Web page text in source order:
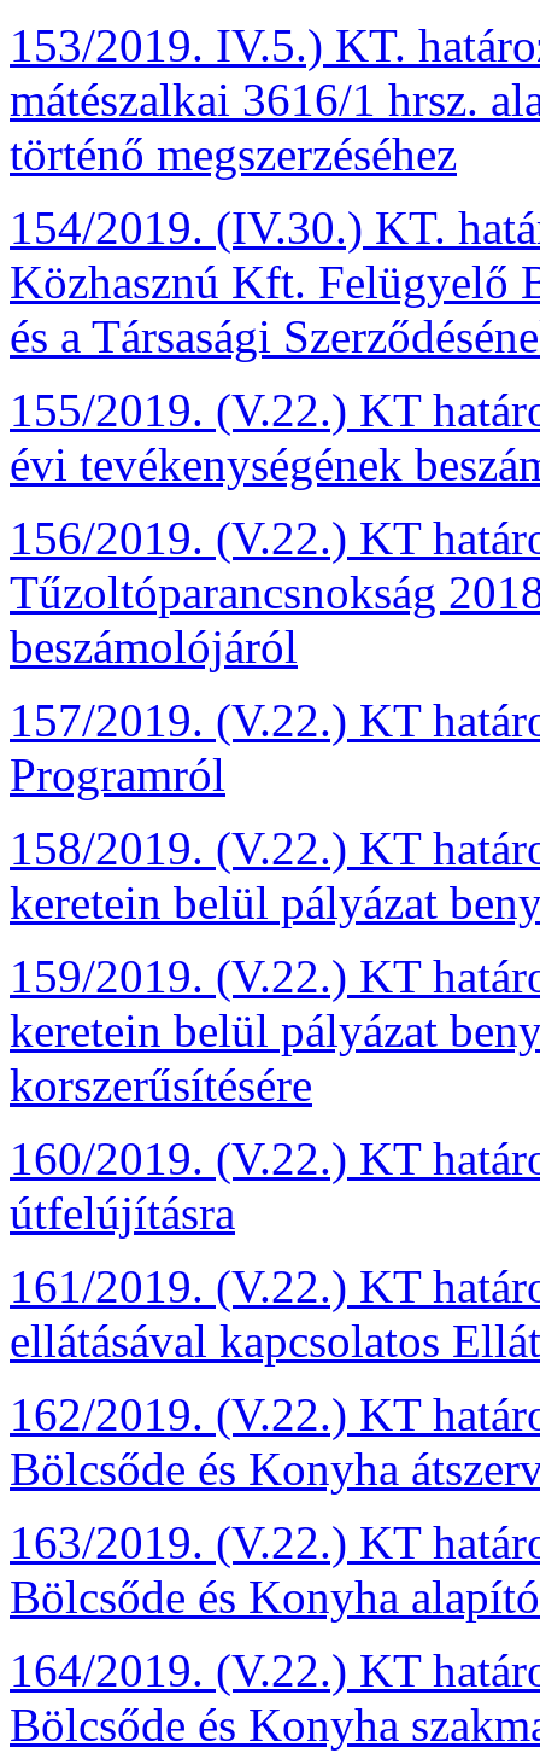
153/2019. IV.5.) KT.
mátészalkai 3616/1 hrsz.
történő megszerzéséhez
154/2019. (IV.30.) KT.
Közhasznú Kft. Felügyelő
és a Társasági
155/2019. (V.22.) KT
évi tevékenységének
156/2019. (V.22.) KT
Tűzoltóparancsnokság
beszámolójáról
157/2019. (V.22.) KT
Programról
158/2019. (V.22.) KT
keretein belül pályázat
159/2019. (V.22.) KT
keretein belül pályázat
korszerűsítésére
160/2019. (V.22.) KT
útfelújításra
161/2019. (V.22.) KT
ellátásával kapcsolatos
162/2019. (V.22.) KT
Bölcsőde és Konyha
163/2019. (V.22.) KT
Bölcsőde és Konyha
164/2019. (V.22.) KT
Bölcsőde és Konyha